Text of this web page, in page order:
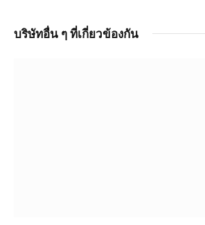
บริษัทอื่น ๆ ที่เกี่ยวข้องกัน